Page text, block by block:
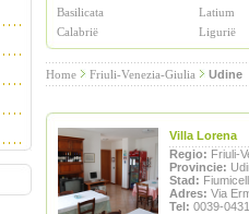
Basilicata
Latium
Calabrië
Ligurië
Home Friuli-Venezia-Giulia Udine
Villa Lorena
Regio: Friuli-
Provincie:
Stad:
Adres: Via
Tel: 0039-